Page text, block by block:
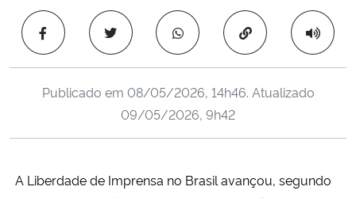
Ministério da Ciência, Tecnologia, Inovações e ComunicaçõesCopiar para área
Publicado em 08/05/2026, 14h46. Atualizado
09/05/2026, 9h42
A Liberdade de Imprensa no Brasil avançou, segundo